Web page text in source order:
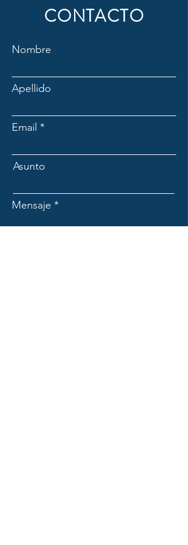
CONTACTO
Nombre
Apellido
Email
Asunto
Mensaje